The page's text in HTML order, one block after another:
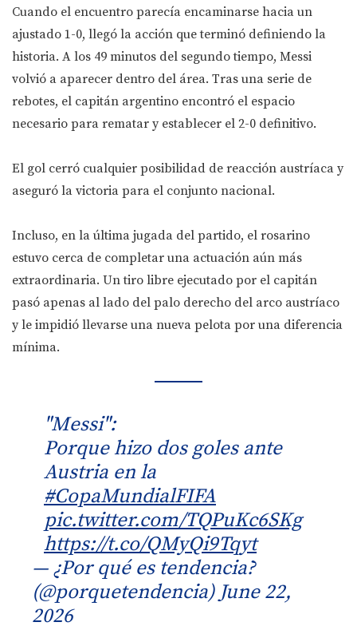
Cuando el encuentro parecía encaminarse hacia un
ajustado 1-0, llegó la acción que terminó definiendo la
historia. A los 49 minutos del segundo tiempo, Messi
volvió a aparecer dentro del área. Tras una serie de
rebotes, el capitán argentino encontró el espacio
necesario para rematar y establecer el 2-0 definitivo.
El gol cerró cualquier posibilidad de reacción austríaca y
aseguró la victoria para el conjunto nacional.
Incluso, en la última jugada del partido, el rosarino
estuvo cerca de completar una actuación aún más
extraordinaria. Un tiro libre ejecutado por el capitán
pasó apenas al lado del palo derecho del arco austríaco
y le impidió llevarse una nueva pelota por una diferencia
mínima.
"Messi":
Porque hizo dos goles ante
Austria en la
#CopaMundialFIFA
pic.twitter.com/TQPuKc6SKg
https://t.co/QMyQi9Tqyt
— ¿Por qué es tendencia?
(@porquetendencia)June 22,
2026